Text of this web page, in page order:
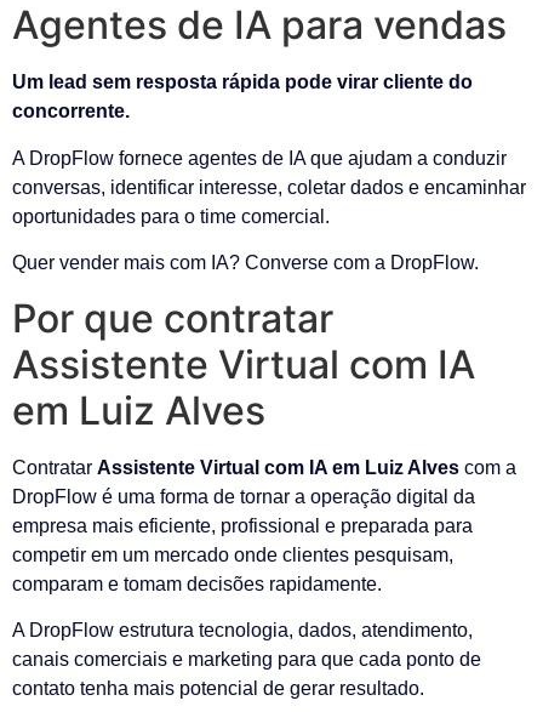
Agentes de IA para vendas
Um lead sem resposta rápida pode virar cliente do
concorrente.
A DropFlow fornece agentes de IA que ajudam a conduzir
conversas, identificar interesse, coletar dados e encaminhar
oportunidades para o time comercial.
Quer vender mais com IA? Converse com a DropFlow.
Por que contratar
Assistente Virtual com IA
em Luiz Alves
Contratar Assistente Virtual com IA em Luiz Alves com a
DropFlow é uma forma de tornar a operação digital da
empresa mais eficiente, profissional e preparada para
competir em um mercado onde clientes pesquisam,
comparam e tomam decisões rapidamente.
A DropFlow estrutura tecnologia, dados, atendimento,
canais comerciais e marketing para que cada ponto de
contato tenha mais potencial de gerar resultado.